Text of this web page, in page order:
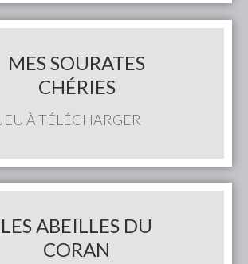
MES SOURATES
CHÉRIES
JEU À TÉLÉCHARGER
LES ABEILLES DU
CORAN